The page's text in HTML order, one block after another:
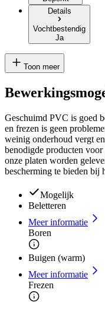
Details
Vochtbestendig
Ja
Toon meer
Geschuimd PVC is goed
en frezen is geen
weinig onderhoud vergt
benodigde producten voor
onze platen worden
bescherming te bieden bij
Mogelijk
Beletteren
Meer informatie
Boren
Buigen (warm)
Meer informatie
Frezen